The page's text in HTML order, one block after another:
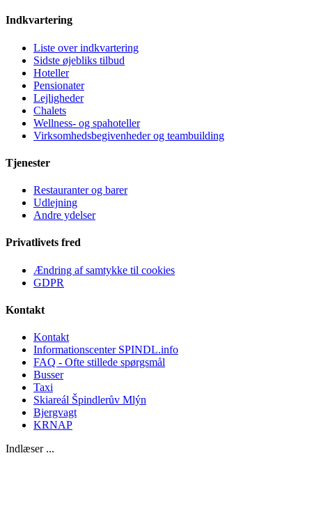
Indkvartering
Liste over indkvartering
Sidste øjebliks tilbud
Hoteller
Pensionater
Lejligheder
Chalets
Wellness- og spahoteller
Virksomhedsbegivenheder og teambuilding
Tjenester
Restauranter og barer
Udlejning
Andre ydelser
Privatlivets fred
Ændring af samtykke til cookies
GDPR
Kontakt
Kontakt
Informationscenter SPINDL.info
FAQ - Ofte stillede spørgsmål
Busser
Taxi
Skiareál Špindlerův Mlýn
Bjergvagt
KRNAP
Indlæser ...